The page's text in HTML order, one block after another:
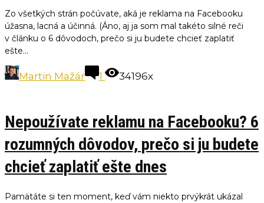
Zo všetkých strán počúvate, aká je reklama na Facebooku
úžasna, lacná a účinná. (Áno, aj ja som mal takéto silné reči
v článku o 6 dôvodoch, prečo si ju budete chcieť zaplatiť
ešte...
Martin Mažár 1 34196x
Nepoužívate reklamu na Facebooku? 6
rozumných dôvodov, prečo si ju budete
chcieť zaplatiť ešte dnes
Pamätáte si ten moment, keď vám niekto prvýkrát ukázal